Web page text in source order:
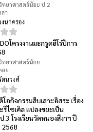
ทยาศาสตร์น้อย ป.2
า
นาครอง
โครงงานมะกรูดฮีโร่ปีการ
ทยาศาสตร์น้อย
อย
ตนวงศ์
อกิจกรรมสืบเสาะอิสระ เรื่อง
รีไซเคิล แปลงขยะเป็น
โรงเรียนวัดหนองสีงาฯ ปี
2568